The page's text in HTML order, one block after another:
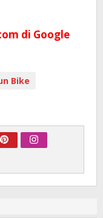
di Google
Bike